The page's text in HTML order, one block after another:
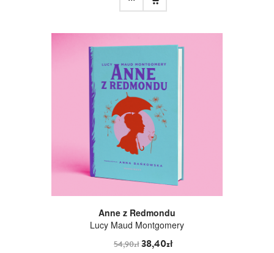
Anne z Redmondu
Lucy Maud Montgomery
54,90zł38,40zł